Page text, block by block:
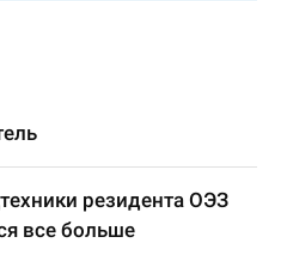
резидента ОЭЗ
все больше